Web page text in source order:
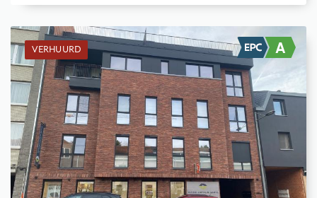
VERHUURD
Verhuurd: Appartement
1
5 m²
1
75 m²